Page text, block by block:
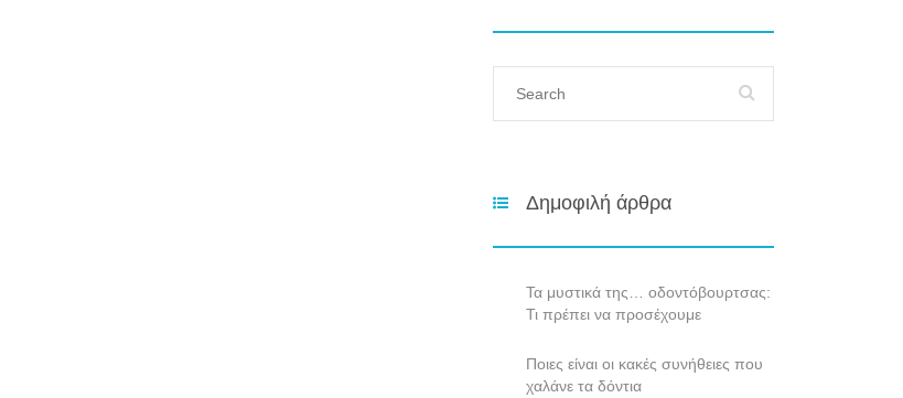
Δημοφιλή άρθρα
Τα μυστικά της… οδοντόβουρτσας:
Τι πρέπει να προσέχουμε
Ποιες είναι οι κακές συνήθειες που
χαλάνε τα δόντια